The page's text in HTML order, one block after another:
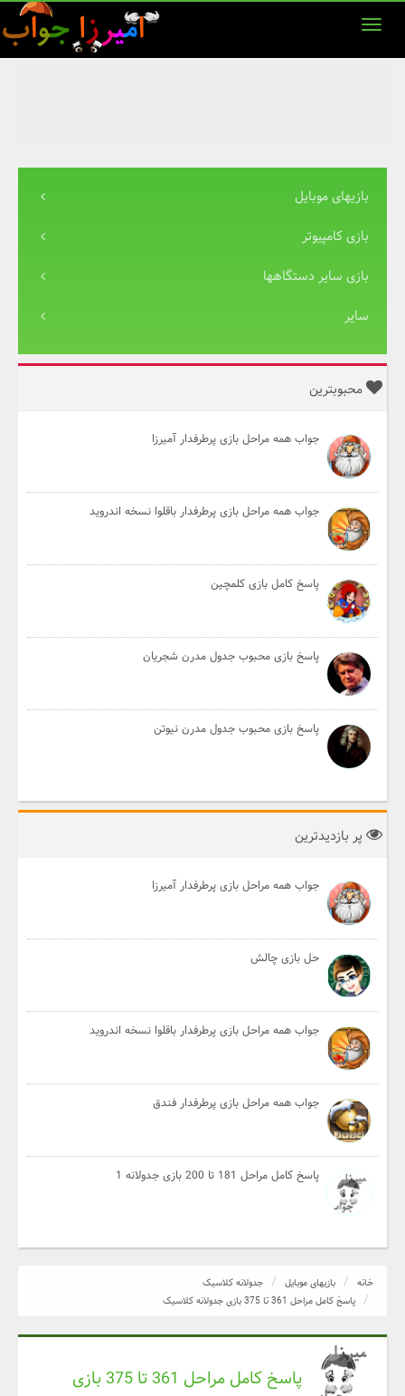
بازیهای موبایل
بازی کامپیوتر
بازی سایر دستگاهها
سایر
محبوبترین
جواب همه مراحل بازی پرطرفدار آمیرزا
جواب همه مراحل بازی پرطرفدار باقلوا نسخه اندروید
پاسخ کامل بازی کلمچین
پاسخ بازی محبوب جدول مدرن شجریان
پاسخ بازی محبوب جدول مدرن نیوتن
پر بازدیدترین
جواب همه مراحل بازی پرطرفدار آمیرزا
حل بازی چالش
جواب همه مراحل بازی پرطرفدار باقلوا نسخه اندروید
جواب همه مراحل بازی پرطرفدار فندق
پاسخ کامل مراحل 181 تا 200 بازی جدولانه 1
خانه بازیهای موبایل
جدولانه کلاسیک
پاسخ کامل مراحل 361 تا 375 بازی جدولانه کلاسیک
پاسخ کامل مراحل 361 تا 375 بازی